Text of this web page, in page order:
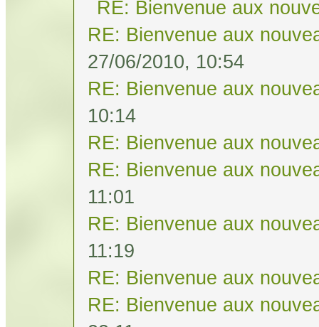
RE: Bienvenue aux
RE: Bienvenue aux
27/06/2010, 10:54
RE: Bienvenue aux
10:14
RE: Bienvenue aux
RE: Bienvenue aux
11:01
RE: Bienvenue aux
11:19
RE: Bienvenue aux
RE: Bienvenue aux